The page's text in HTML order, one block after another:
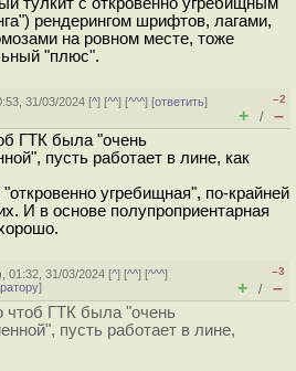
рендерингом шрифтов, лагами,
на ровном месте, тоже
"плюс".
31/03/2024 [^] [^^] [^^^] [ответить]
–2
+ / –
ГТК была "очень
пусть работает в лине, как
угребищная", по-крайней
И в основе полупроприентарная
01:32, 31/03/2024 [^] [^^] [^^^]
]
–3
+ / –
чтоб ГТК была "очень
пусть работает в лине,